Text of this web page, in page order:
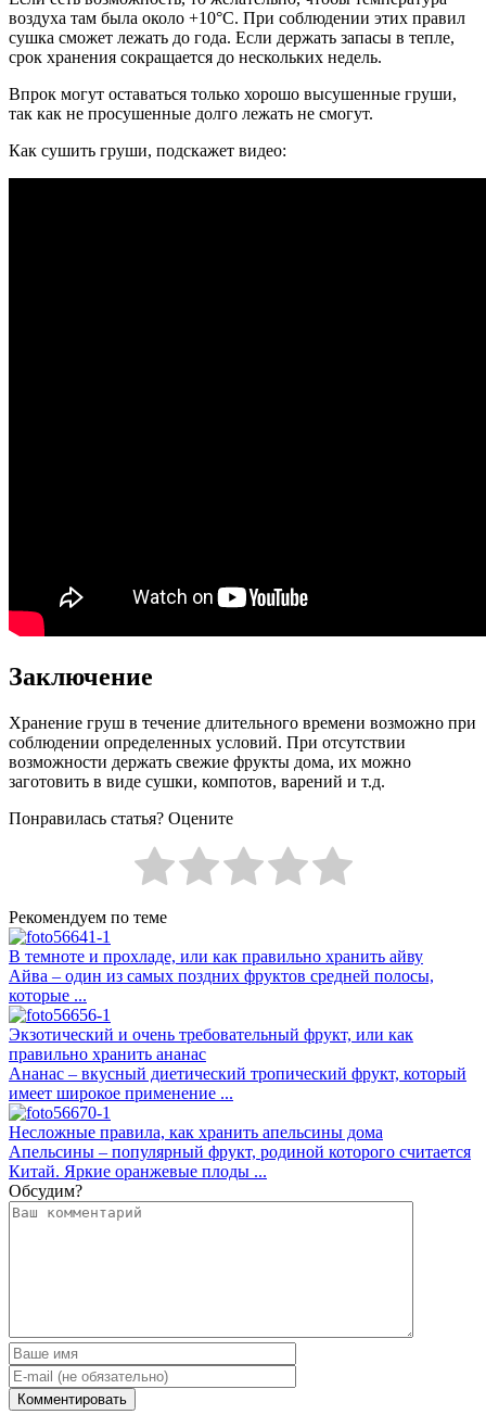
воздуха там была около +10°С. При соблюдении этих правил
сушка сможет лежать до года. Если держать запасы в тепле,
срок хранения сокращается до нескольких недель.
Впрок могут оставаться только хорошо высушенные груши,
так как не просушенные долго лежать не смогут.
Как сушить груши, подскажет видео:
Заключение
Хранение груш в течение длительного времени возможно при
соблюдении определенных условий. При отсутствии
возможности держать свежие фрукты дома, их можно
заготовить в виде сушки, компотов, варений и т.д.
Понравилась статья? Оцените
Рекомендуем по теме
В темноте и прохладе, или как правильно хранить айву
Айва – один из самых поздних фруктов средней полосы,
которые ...
Экзотический и очень требовательный фрукт, или как
правильно хранить ананас
Ананас – вкусный диетический тропический фрукт, который
имеет широкое применение ...
Несложные правила, как хранить апельсины дома
Апельсины – популярный фрукт, родиной которого считается
Китай. Яркие оранжевые плоды ...
Обсудим?